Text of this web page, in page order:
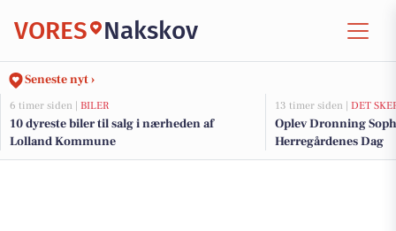
VORES Nakskov
Seneste nyt ›
6 timer siden | BILER
10 dyreste biler til salg i nærheden af
Lolland Kommune
13 timer siden | DET
Oplev Dronning
Herregårdenes Dag